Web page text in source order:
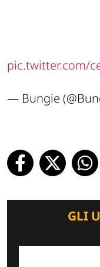
pic.twitter.com/
— Bungie
GLI